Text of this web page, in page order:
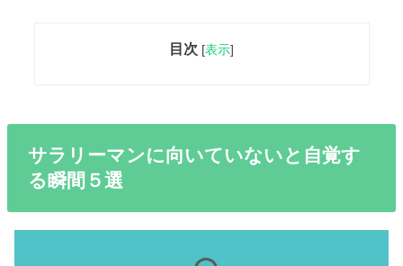
目次 [表示]
サラリーマンに向いていないと自覚す
る瞬間５選